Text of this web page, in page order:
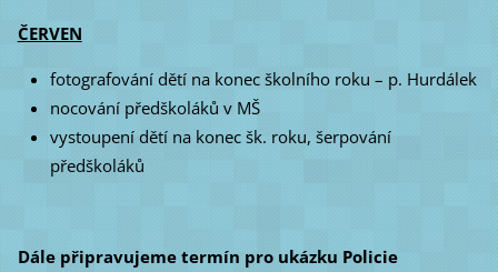
ČERVEN
fotografování dětí na konec školního roku – p. Hurdálek
nocování předškoláků v MŠ
vystoupení dětí na konec šk. roku, šerpování
předškoláků
Dále připravujeme termín pro ukázku Policie